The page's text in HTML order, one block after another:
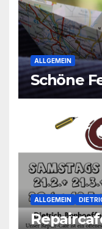
ALLGEMEIN
Schöne
ALLGEMEIN